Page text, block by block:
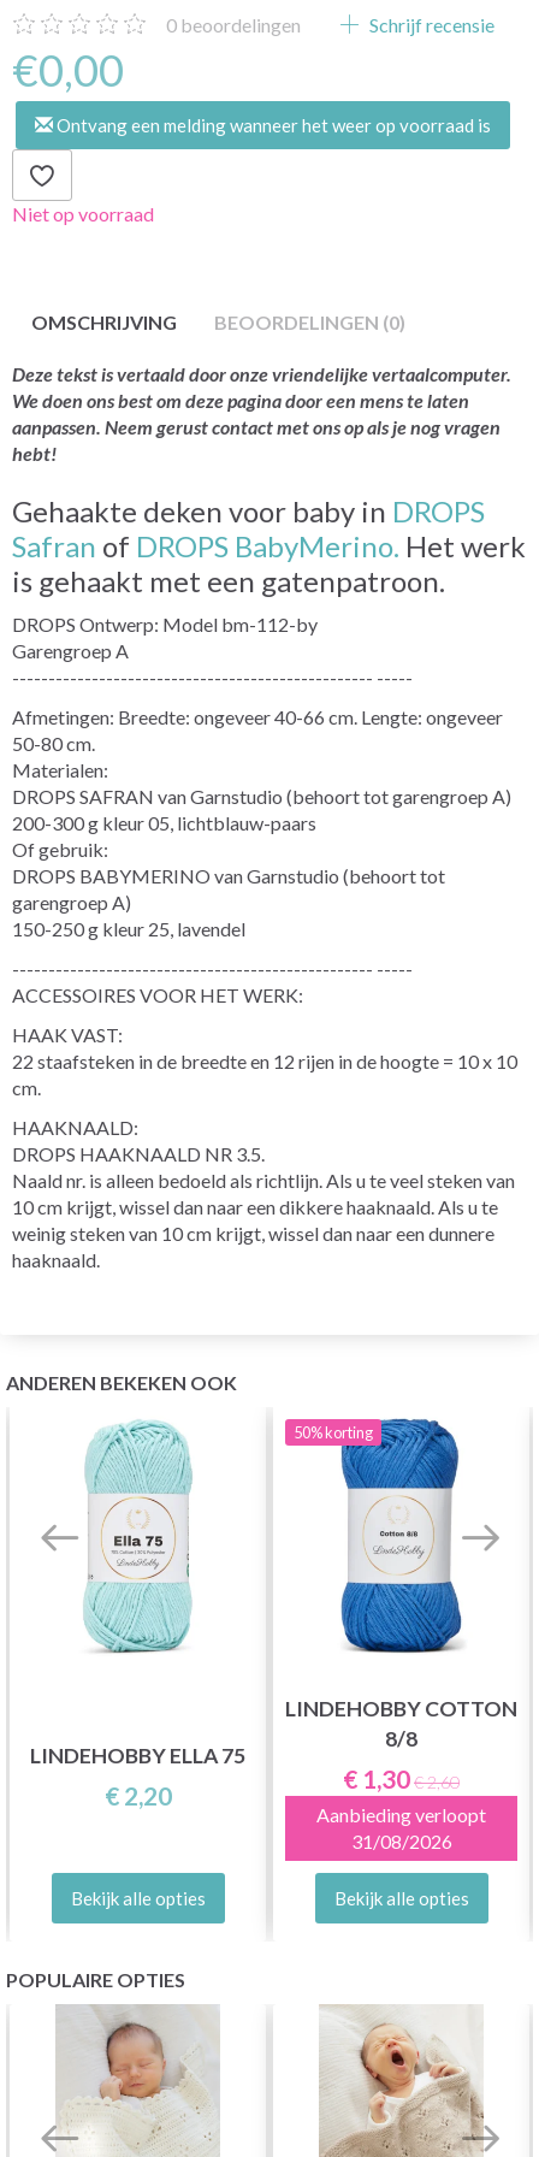
0 beoordelingen Schrijf recensie
€0,00
Ontvang een melding wanneer het weer op voorraad is
Niet op voorraad
OMSCHRIJVING BEOORDELINGEN (0)
Deze tekst is vertaald door onze vriendelijke vertaalcomputer.
We doen ons best om deze pagina door een mens te laten
aanpassen. Neem gerust contact met ons op als je nog vragen
hebt!
Gehaakte deken voor baby in DROPS
Safran of DROPS BabyMerino. Het werk
is gehaakt met een gatenpatroon.
DROPS Ontwerp: Model bm-112-by
Garengroep A
-------------------------------------------------- -----
Afmetingen: Breedte: ongeveer 40-66 cm. Lengte: ongeveer
50-80 cm.
Materialen:
DROPS SAFRAN van Garnstudio (behoort tot garengroep A)
200-300 g kleur 05, lichtblauw-paars
Of gebruik:
DROPS BABYMERINO van Garnstudio (behoort tot
garengroep A)
150-250 g kleur 25, lavendel
-------------------------------------------------- -----
ACCESSOIRES VOOR HET WERK:
HAAK VAST:
22 staafsteken in de breedte en 12 rijen in de hoogte = 10 x 10
cm.
HAAKNAALD:
DROPS HAAKNAALD NR 3.5.
Naald nr. is alleen bedoeld als richtlijn. Als u te veel steken van
10 cm krijgt, wissel dan naar een dikkere haaknaald. Als u te
weinig steken van 10 cm krijgt, wissel dan naar een dunnere
haaknaald.
ANDEREN BEKEKEN OOK
LINDEHOBBY ELLA 75
€ 2,20
Bekijk alle opties
50%korting
LINDEHOBBY COTTON
8/8
€ 1,30€ 2,60
Aanbieding verloopt
31/08/2026
Bekijk alle opties
POPULAIRE OPTIES